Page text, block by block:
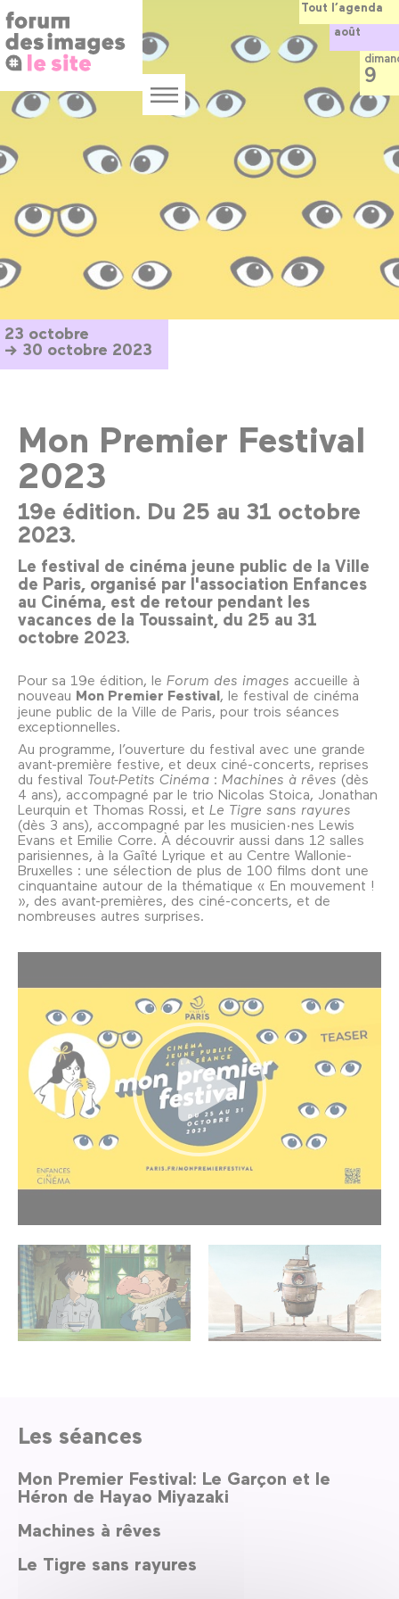
au
contenu
principal
Menu
23 octobre
→ 30 octobre 2023
Mon Premier Festival
2023
19e édition. Du 25 au 31 octobre
2023.
Le festival de cinéma jeune public de la Ville
de Paris, organisé par l'association Enfances
au Cinéma, est de retour pendant les
vacances de la Toussaint, du 25 au 31
octobre 2023.
Pour sa 19e édition, le Forum des images accueille à
nouveau Mon Premier Festival, le festival de cinéma
jeune public de la Ville de Paris, pour trois séances
exceptionnelles.
Au programme, l’ouverture du festival avec une grande
avant-première festive, et deux ciné-concerts, reprises
du festival Tout-Petits Cinéma : Machines à rêves (dès
4 ans), accompagné par le trio Nicolas Stoica, Jonathan
Leurquin et Thomas Rossi, et Le Tigre sans rayures
(dès 3 ans), accompagné par les musicien·nes Lewis
Evans et Emilie Corre. À découvrir aussi dans 12 salles
parisiennes, à la Gaîté Lyrique et au Centre Wallonie-
Bruxelles : une sélection de plus de 100 films dont une
cinquantaine autour de la thématique « En mouvement !
», des avant-premières, des ciné-concerts, et de
nombreuses autres surprises.
Les séances
Mon Premier Festival: Le Garçon et le
Héron de Hayao Miyazaki
Machines à rêves
Le Tigre sans rayures
Tout l’agenda
août
9